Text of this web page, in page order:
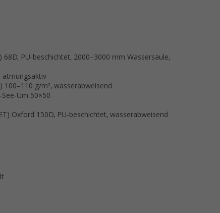
68D, PU-beschichtet, 2000–3000 mm Wassersäule,
atmungsaktiv
100–110 g/m², wasserabweisend
Um 50×50
Oxford 150D, PU-beschichtet, wasserabweisend